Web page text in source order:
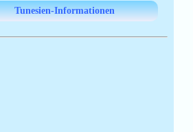
Tunesien-Informationen